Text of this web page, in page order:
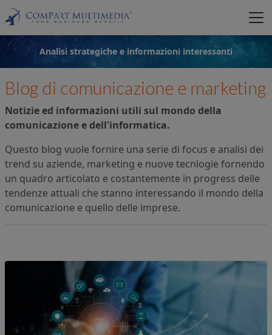
Analisi strategiche e informazioni interessanti
Blog di comunicazione e marketing
Notizie ed informazioni utili sul mondo della
comunicazione e dell'informatica.
Questo blog vuole fornire una serie di focus e analisi dei
trend su aziende, marketing e nuove tecnlogie fornendo
un quadro articolato e costantemente in progress delle
tendenze attuali che stanno interessando il mondo della
comunicazione e quello delle imprese.